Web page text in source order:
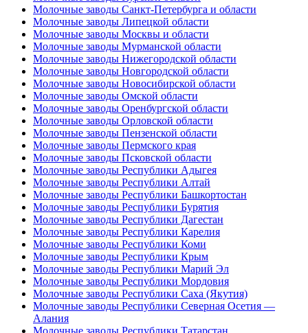
Молочные заводы Санкт-Петербурга и области
Молочные заводы Липецкой области
Молочные заводы Москвы и области
Молочные заводы Мурманской области
Молочные заводы Нижегородской области
Молочные заводы Новгородской области
Молочные заводы Новосибирской области
Молочные заводы Омской области
Молочные заводы Оренбургской области
Молочные заводы Орловской области
Молочные заводы Пензенской области
Молочные заводы Пермского края
Молочные заводы Псковской области
Молочные заводы Республики Адыгея
Молочные заводы Республики Алтай
Молочные заводы Республики Башкортостан
Молочные заводы Республики Бурятия
Молочные заводы Республики Дагестан
Молочные заводы Республики Карелия
Молочные заводы Республики Коми
Молочные заводы Республики Крым
Молочные заводы Республики Марий Эл
Молочные заводы Республики Мордовия
Молочные заводы Республики Саха (Якутия)
Молочные заводы Республики Северная Осетия —
Алания
Молочные заводы Республики Татарстан